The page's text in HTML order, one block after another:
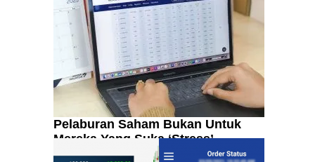
Pelaburan Saham Bukan Untuk
Mereka Yang Suka ‘Stress’